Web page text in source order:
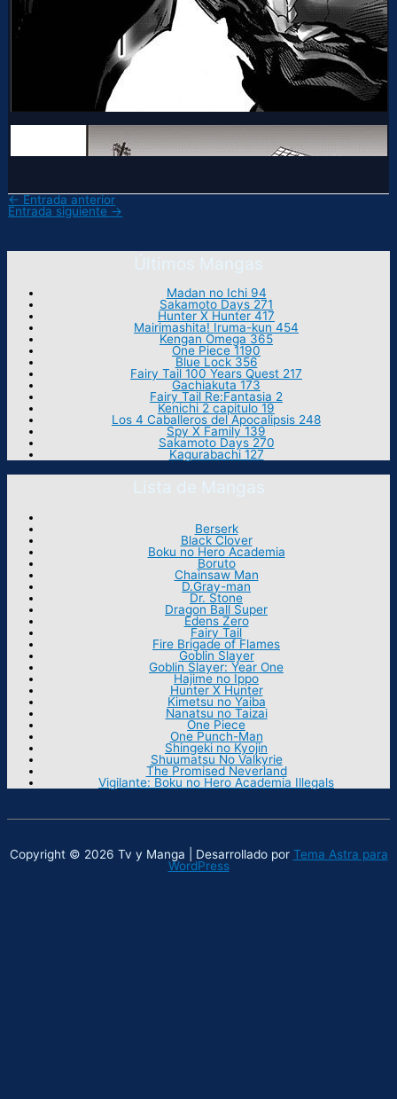
← Entrada anterior
Entrada siguiente →
Últimos Mangas
Madan no Ichi 94
Sakamoto Days 271
Hunter X Hunter 417
Mairimashita! Iruma-kun 454
Kengan Omega 365
One Piece 1190
Blue Lock 356
Fairy Tail 100 Years Quest 217
Gachiakuta 173
Fairy Tail Re:Fantasia 2
Kenichi 2 capitulo 19
Los 4 Caballeros del Apocalipsis 248
Spy X Family 139
Sakamoto Days 270
Kagurabachi 127
Lista de Mangas
Berserk
Black Clover
Boku no Hero Academia
Boruto
Chainsaw Man
D.Gray-man
Dr. Stone
Dragon Ball Super
Edens Zero
Fairy Tail
Fire Brigade of Flames
Goblin Slayer
Goblin Slayer: Year One
Hajime no Ippo
Hunter X Hunter
Kimetsu no Yaiba
Nanatsu no Taizai
One Piece
One Punch-Man
Shingeki no Kyojin
Shuumatsu No Valkyrie
The Promised Neverland
Vigilante: Boku no Hero Academia Illegals
Copyright © 2026 Tv y Manga | Desarrollado por Tema Astra para
WordPress